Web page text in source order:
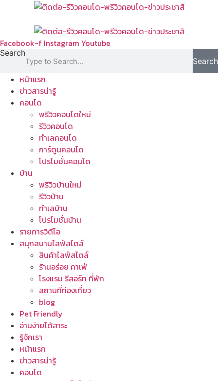
Facebook-f Instagram Youtube
Search
Search
หน้าแรก
ข่าวสารน่ารู้
คอนโด
พรีวิวคอนโดใหม่
รีวิวคอนโด
ทำเลคอนโด
การ์ตูนคอนโด
โปรโมชั่นคอนโด
บ้าน
พรีวิวบ้านใหม่
รีวิวบ้าน
ทำเลบ้าน
โปรโมชั่นบ้าน
รายการวิดีโอ
สนุกสนานไลฟ์สไตล์
สินค้าไลฟ์สไตล์
ร้านอร่อย คาเฟ่
โรงแรม รีสอร์ท ที่พัก
สถานที่ท่องเที่ยว
blog
Pet Friendly
อ่านง่ายได้สาระ
รู้จักเรา
หน้าแรก
ข่าวสารน่ารู้
คอนโด